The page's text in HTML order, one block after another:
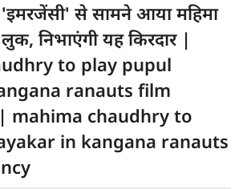
'इमरजेंसी' से सामने आया महिमा
लुक, निभाएंगी यह किरदार |
to play pupul
ranauts film
mahima chaudhry to
in kangana ranauts